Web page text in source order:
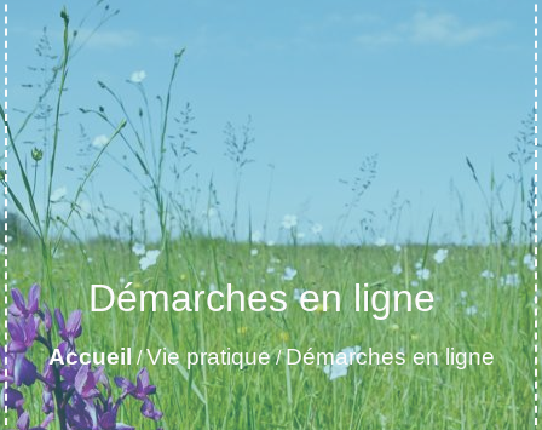
Démarches en ligne
Accueil/Vie pratique/Démarches en ligne